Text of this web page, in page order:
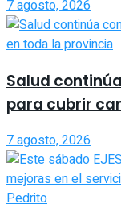
7 agosto, 2026
Salud
para cubrir
7 agosto, 2026